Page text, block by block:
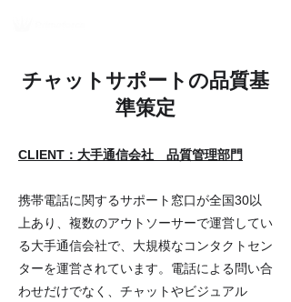
チャットサポートの品質基
準策定
CLIENT：大手通信会社 品質管理部門
携帯電話に関するサポート窓口が全国30以
上あり、複数のアウトソーサーで運営してい
る大手通信会社で、大規模なコンタクトセン
ターを運営されています。電話による問い合
わせだけでなく、チャットやビジュアル